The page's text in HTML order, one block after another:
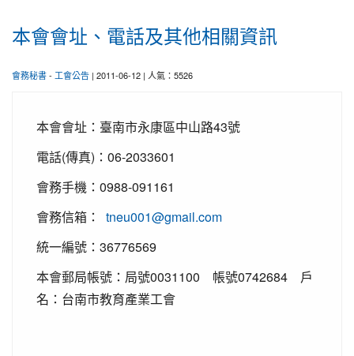
本會會址、電話及其他相關資訊
會務秘書- 工會公告 | 2011-06-12 | 人氣：5526
本會會址：臺南市永康區中山路43號
電話(傳真)：06-2033601
會務手機：0988-091161
會務信箱： tneu001@gmail.com
統一編號：36776569
本會郵局帳號：局號0031100 帳號0742684 戶
名：台南市教育產業工會